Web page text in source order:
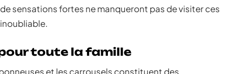
sensations fortes ne manqueront pas de visiter ces
toute la famille
et les carrousels constituent des